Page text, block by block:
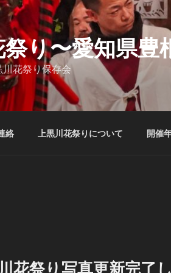
祭り〜愛知県豊
川花祭り保存会
絡 上黒川花祭りについて 開催
花祭り写真更新完了